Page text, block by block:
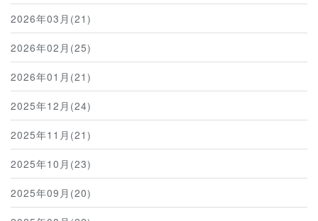
2026年03月(21)
2026年02月(25)
2026年01月(21)
2025年12月(24)
2025年11月(21)
2025年10月(23)
2025年09月(20)